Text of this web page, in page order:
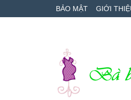
to
to
qua
BẢO MẬT GIỚI